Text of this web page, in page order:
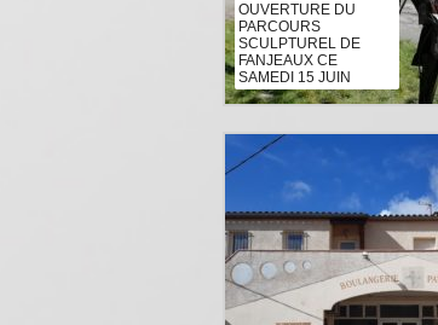
OUVERTURE DU
PARCOURS
SCULPTUREL DE
FANJEAUX CE
SAMEDI 15 JUIN